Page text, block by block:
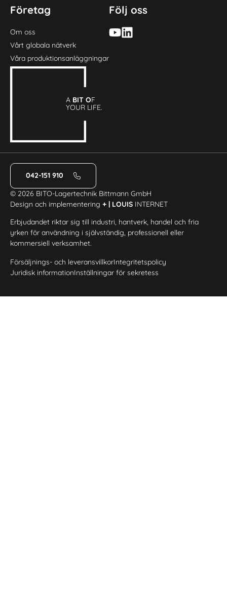
Företag
Om oss
Vårt globala nätverk
Våra produktionsanläggningar
Följ oss
A BIT OF
YOUR LIFE.
042-151 910
© 2026 BITO-Lagertechnik Bittmann GmbH
Design och implementering+ | LOUIS INTERNET
Erbjudandet riktar sig till industri, hantverk, handel och fria
yrken för användning i självständig, professionell eller
kommersiell verksamhet.
Försäljnings- och leveransvillkorIntegritetspolicy
Juridisk informationInställningar för sekretess